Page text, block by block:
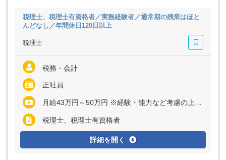
税理士、税理士有資格者／実務経験者／通常期の残業はほと
んどなし／年間休日120日以上
税理士
税務・会計
正社員
月給43万円～50万円 ※経験・能力など考慮の上、決定いたします ※残業代は全額支給
税理士、税理士有資格者
詳細を開く